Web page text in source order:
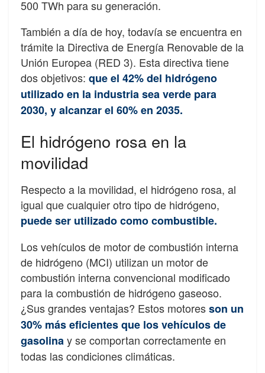
500 TWh para su generación.
También a día de hoy, todavía se encuentra en
trámite la Directiva de Energía Renovable de la
Unión Europea (RED 3). Esta directiva tiene
dos objetivos: que el 42% del hidrógeno
utilizado en la industria sea verde para
2030, y alcanzar el 60% en 2035.
El hidrógeno rosa en la
movilidad
Respecto a la movilidad, el hidrógeno rosa, al
igual que cualquier otro tipo de hidrógeno,
puede ser utilizado como combustible.
Los vehículos de motor de combustión interna
de hidrógeno (MCI) utilizan un motor de
combustión interna convencional modificado
para la combustión de hidrógeno gaseoso.
¿Sus grandes ventajas? Estos motoresson un
30% más eficientes que los vehículos de
gasolinay se comportan correctamente en
todas las condiciones climáticas.